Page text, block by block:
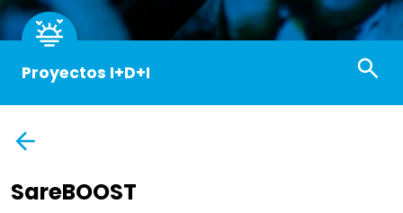
SareBOOST
Proyectos I+D+I